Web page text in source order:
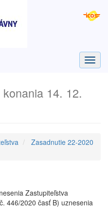
konania 14. 12.
Zasadnutie 22-2020
Zastupiteľstva
446/2020 časť B) uznesenia